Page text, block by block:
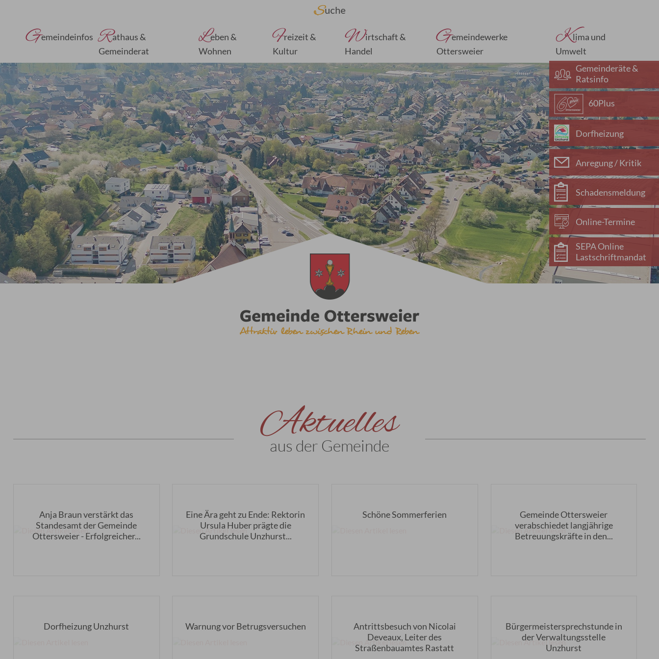
Gemeindeinfos Rathaus &
Gemeinderat
Leben &
Wohnen
Freizeit &
Kultur
Wirtschaft &
Handel
Gemeindewerke
Ottersweier
Klima und
Umwelt
Gemeinderäte &
Ratsinfo
60Plus
Dorfheizung
Anregung / Kritik
Schadensmeldung
Online-Termine
SEPA Online
Lastschriftmandat
Aktuelles
aus der Gemeinde
Anja Braun verstärkt das
Standesamt der Gemeinde
Ottersweier - Erfolgreicher...
Eine Ära geht zu Ende: Rektorin
Ursula Huber prägte die
Grundschule Unzhurst...
Schöne Sommerferien
Gemeinde Ottersweier
verabschiedet langjährige
Betreuungskräfte in den...
Dorfheizung Unzhurst Warnung vor Betrugsversuchen
Antrittsbesuch von Nicolai
Deveaux, Leiter des
Straßenbauamtes Rastatt
Bürgermeistersprechstunde in
der Verwaltungsstelle
Unzhurst